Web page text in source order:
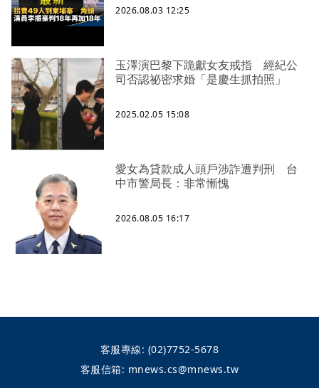
2026.08.03 12:25
玉澤演巴黎下跪獻女友戒指 經紀公
司否認祕密求婚「是慶生抓拍照」
2025.02.05 15:08
愛女為貸款成人頭戶涉詐遭判刑 台
中市警局長：非常慚愧
2026.08.05 16:17
客服專線: (02)7752-5678
客服信箱: mnews.cs@mnews.tw